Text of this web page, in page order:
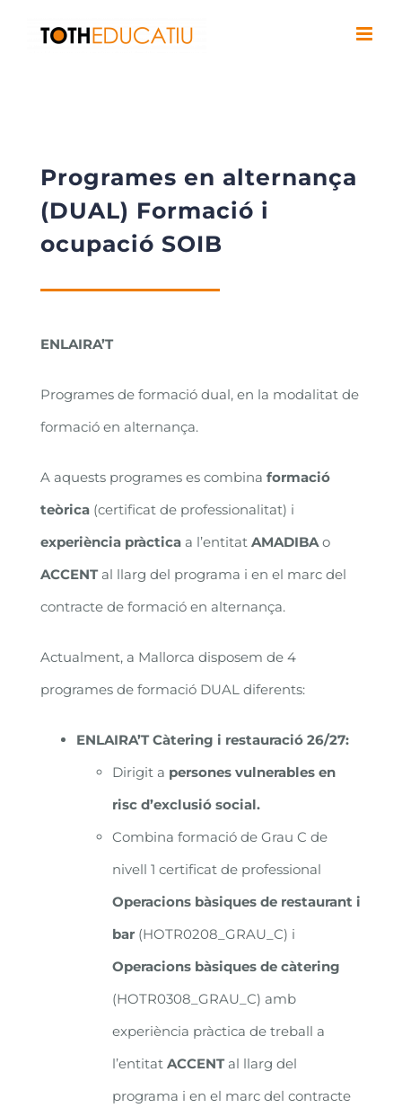
Programes en alternança
(DUAL) Formació i
ocupació SOIB
ENLAIRA’T
Programes de formació dual, en la modalitat de
formació en alternança.
A aquests programes es combina formació
teòrica (certificat de professionalitat) i
experiència pràcticaa l’entitat AMADIBAo
ACCENTal llarg del programa i en el marc del
contracte de formació en alternança.
Actualment, a Mallorca disposem de 4
programes de formació DUAL diferents:
ENLAIRA’T Càtering i restauració 26/27:
Dirigit a persones vulnerables en
risc d’exclusió social.
Combina formació de Grau C de
nivell 1 certificat de professional
Operacions bàsiques de restaurant i
bar(HOTR0208_GRAU_C) i
Operacions bàsiques de càtering
(HOTR0308_GRAU_C) amb
experiència pràctica de treball a
l’entitat ACCENTal llarg del
programa i en el marc del contracte